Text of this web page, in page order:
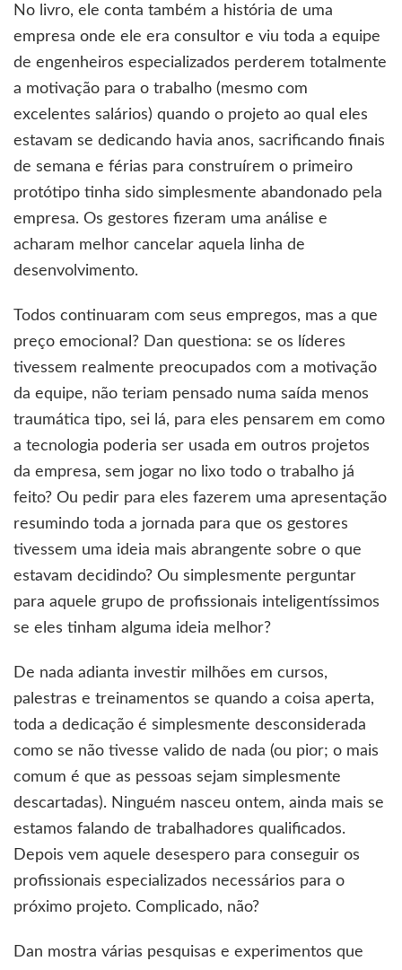
No livro, ele conta também a história de uma
empresa onde ele era consultor e viu toda a equipe
de engenheiros especializados perderem totalmente
a motivação para o trabalho (mesmo com
excelentes salários) quando o projeto ao qual eles
estavam se dedicando havia anos, sacrificando finais
de semana e férias para construírem o primeiro
protótipo tinha sido simplesmente abandonado pela
empresa. Os gestores fizeram uma análise e
acharam melhor cancelar aquela linha de
desenvolvimento.
Todos continuaram com seus empregos, mas a que
preço emocional? Dan questiona: se os líderes
tivessem realmente preocupados com a motivação
da equipe, não teriam pensado numa saída menos
traumática tipo, sei lá, para eles pensarem em como
a tecnologia poderia ser usada em outros projetos
da empresa, sem jogar no lixo todo o trabalho já
feito? Ou pedir para eles fazerem uma apresentação
resumindo toda a jornada para que os gestores
tivessem uma ideia mais abrangente sobre o que
estavam decidindo? Ou simplesmente perguntar
para aquele grupo de profissionais inteligentíssimos
se eles tinham alguma ideia melhor?
De nada adianta investir milhões em cursos,
palestras e treinamentos se quando a coisa aperta,
toda a dedicação é simplesmente desconsiderada
como se não tivesse valido de nada (ou pior; o mais
comum é que as pessoas sejam simplesmente
descartadas). Ninguém nasceu ontem, ainda mais se
estamos falando de trabalhadores qualificados.
Depois vem aquele desespero para conseguir os
profissionais especializados necessários para o
próximo projeto. Complicado, não?
Dan mostra várias pesquisas e experimentos que